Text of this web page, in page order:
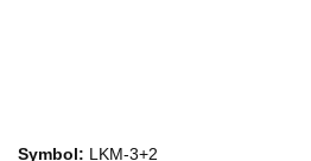
Symbol: LKM-3+2